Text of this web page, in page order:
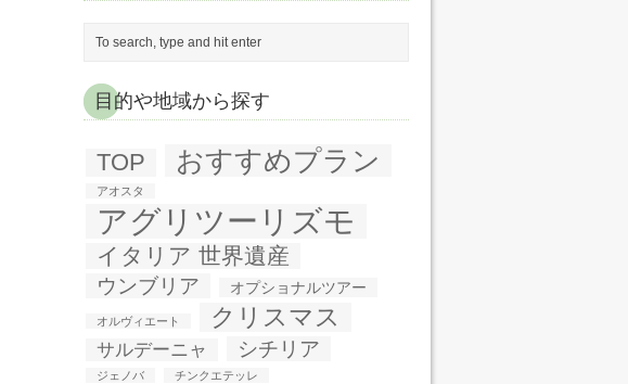
目的や地域から探す
TOP おすすめプラン
アオスタ
アグリツーリズモ
イタリア 世界遺産
ウンブリア オプショナルツアー
オルヴィエート クリスマス
サルデーニャ シチリア
ジェノバ チンクエテッレ